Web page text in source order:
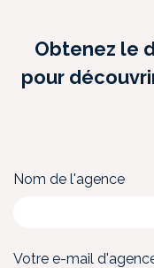
Obtenez le
pour
Nom de l'agence
Votre e-mail